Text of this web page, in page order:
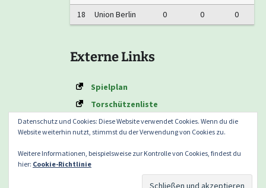
18
Union Berlin 0 0 0
Externe Links
Spielplan
Torschützenliste
Formtabelle
Datenschutzerklärung nach DSGVO
Mit Stolz präsentiert
Datenschutz und Cookies: Diese Website verwendet Cookies. Wenn du die
Website weiterhin nutzt, stimmst du der Verwendung von Cookies zu.
Weitere Informationen, beispielsweise zur Kontrolle von Cookies, findest du
hier: Cookie-Richtlinie